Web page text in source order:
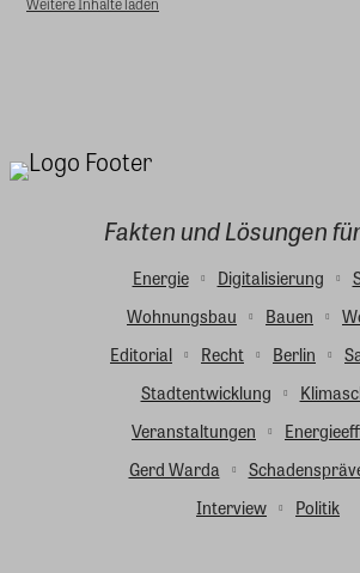
Fakten und Lösungen
Energie Digitalisierung
Wohnungsbau
Bauen
Editorial
Recht Berlin
Stadtentwicklung
Veranstaltungen
Gerd Warda
Interview
Politik